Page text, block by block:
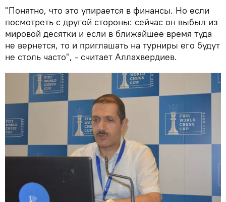
"Понятно, что это упирается в финансы. Но если
посмотреть с другой стороны: сейчас он выбыл из
мировой десятки и если в ближайшее время туда
не вернется, то и приглашать на турниры его будут
не столь часто", - считает Аллахвердиев.